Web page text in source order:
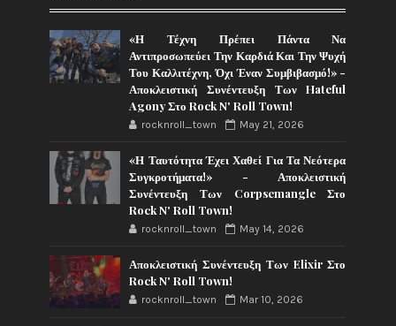
«Η Τέχνη Πρέπει Πάντα Να
Αντιπροσωπεύει Την Καρδιά Και Την Ψυχή
Του Καλλιτέχνη, Όχι Έναν Συμβιβασμό!» -
Αποκλειστική Συνέντευξη Των Hateful
Agony Στο Rock N' Roll Town!
rocknroll_town May 21, 2026
«Η Ταυτότητα Έχει Χαθεί Για Τα Νεότερα
Συγκροτήματα!» - Αποκλειστική
Συνέντευξη Των Corpsemangle Στο
Rock N' Roll Town!
rocknroll_town May 14, 2026
Αποκλειστική Συνέντευξη Των Elixir Στο
Rock N' Roll Town!
rocknroll_town Mar 10, 2026